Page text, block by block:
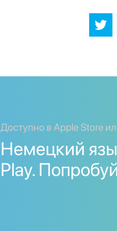
Доступно в Apple Store
Немецкий
Play.